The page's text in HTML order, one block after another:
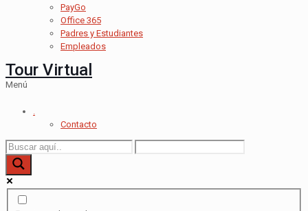
PayGo
Office 365
Padres y Estudiantes
Empleados
Tour Virtual
Menú
.
Contacto